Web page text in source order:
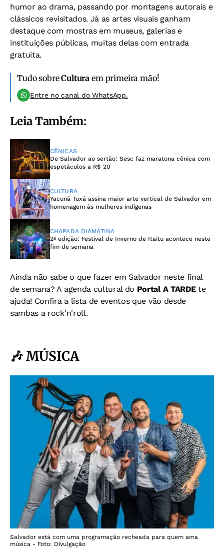
humor ao drama, passando por montagens autorais e
clássicos revisitados. Já as artes visuais ganham
destaque com mostras em museus, galerias e
instituições públicas, muitas delas com entrada
gratuita.
Tudo sobreCultura em primeira mão!
Entre no canal do WhatsApp.
Leia Também:
CÊNICAS
De Salvador ao sertão: Sesc faz maratona cênica com
espetáculos a R$ 20
CULTURA
Yacunã Tuxá assina maior arte vertical de Salvador em
homenagem às mulheres indígenas
CHAPADA DIAMATINA
2ª edição: Festival de Inverno de Itaitu acontece neste
fim de semana
Ainda não sabe o que fazer em Salvador neste final
de semana? A agenda cultural do Portal A TARDEte
ajuda! Confira a lista de eventos que vão desde
sambas a rock'n'roll.
🎶 MÚSICA
Salvador está com uma programação recheada para quem ama
música - Foto: Divulgação